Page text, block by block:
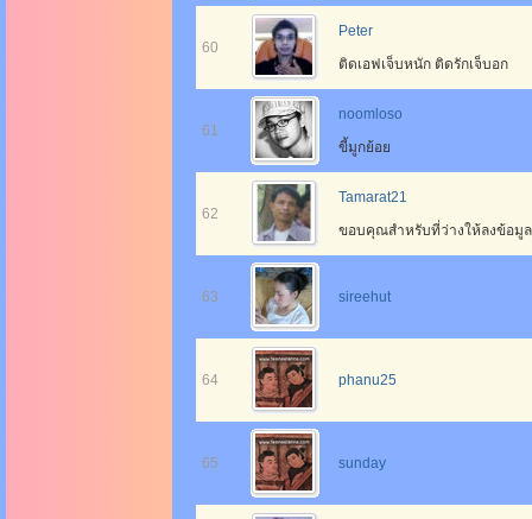
60
Peter
ติดเอฟเจ็บหนัก ติดรักเจ็บอก
61
noomloso
ขี้มูกย้อย
62
Tamarat21
ขอบคุณสำหรับที่ว่างให้ลงข้อมู
63 sireehut
64 phanu25
65 sunday